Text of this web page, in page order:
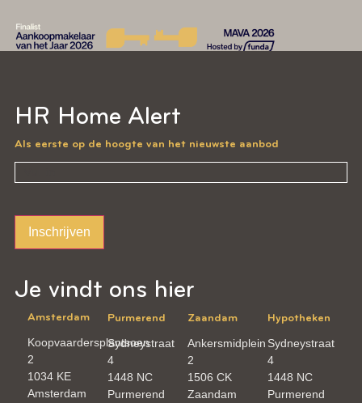
Je vindt ons hier
Amsterdam
Koopvaardersplantsoen
2
1034 KE
Amsterdam
Purmerend
Sydneystraat
4
1448 NC
Purmerend
Zaandam
Ankersmidplein
2
1506 CK
Zaandam
Hypotheken
Sydneystraat
4
1448 NC
Purmerend
HR Home Alert
Als eerste op de hoogte van het nieuwste aanbod
Inschrijven